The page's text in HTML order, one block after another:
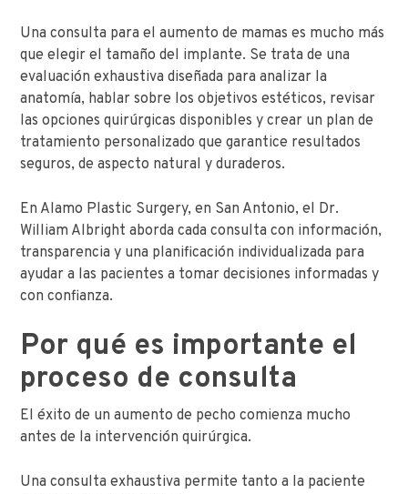
Una consulta para el aumento de mamas es mucho más
que elegir el tamaño del implante. Se trata de una
evaluación exhaustiva diseñada para analizar la
anatomía, hablar sobre los objetivos estéticos, revisar
las opciones quirúrgicas disponibles y crear un plan de
tratamiento personalizado que garantice resultados
seguros, de aspecto natural y duraderos.
En Alamo Plastic Surgery, en San Antonio, el Dr.
William Albright aborda cada consulta con información,
transparencia y una planificación individualizada para
ayudar a las pacientes a tomar decisiones informadas y
con confianza.
Por qué es importante el
proceso de consulta
El éxito de un aumento de pecho comienza mucho
antes de la intervención quirúrgica.
Una consulta exhaustiva permite tanto a la paciente